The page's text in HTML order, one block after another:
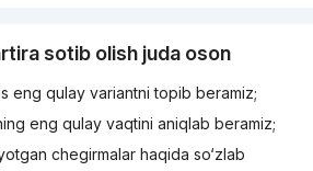
sotib olish juda oson
eng qulay variantni topib beramiz;
eng qulay vaqtini aniqlab beramiz;
chegirmalar haqida so‘zlab